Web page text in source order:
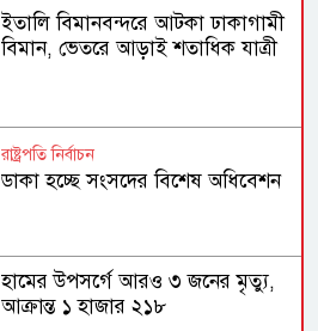
ইতালি বিমানবন্দরে আটকা ঢাকাগামী
বিমান, ভেতরে আড়াই শতাধিক যাত্রী
রাষ্ট্রপতি নির্বাচন
ডাকা হচ্ছে সংসদের বিশেষ অধিবেশন
হামের উপসর্গে আরও ৩ জনের মৃত্যু,
আক্রান্ত ১ হাজার ২১৮